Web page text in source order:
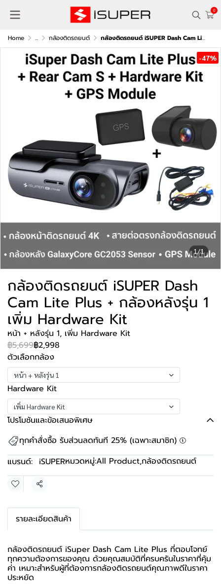
0
Home ... กล้องติดรถยนต์ กล้องติดรถยนต์ iSUPER Dash Cam Lite Plus + กล้องหลังรุ่น 1 เพิ่ม Hardware Kit
1/1
-47%
กล้องติดรถยนต์ iSUPER Dash
Cam Lite Plus + กล้องหลังรุ่น 1
เพิ่ม Hardware Kit
หน้า + หลังรุ่น 1, เพิ่ม Hardware Kit
฿5,699฿2,998
ตัวเลือกกล้อง
หน้า + หลังรุ่น 1
Hardware Kit
เพิ่ม Hardware Kit
โปรโมชันและข้อเสนอพิเศษ
ทุกคำสั่งซื้อ รับส่วนลดทันที 25% (เฉพาะสมาชิก)
แบรนด์: iSUPERหมวดหมู่:All Product,กล้องติดรถยนต์
แชร์
รายละเอียดสินค้า
กล้องติดรถยนต์ iSuper Dash Cam Lite Plus ที่ตอบโจทย์
ทุกความต้องการของคุณ ด้วยคุณสมบัติที่ครบครันในราคาที่คุ้ม
ค่า เหมาะสำหรับผู้ที่ต้องการกล้องติดรถยนต์คุณภาพดีในราคา
ประหยัด